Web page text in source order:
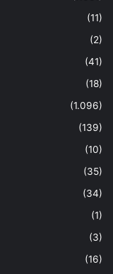
(11)
(2)
(41)
(18)
(1.096)
(139)
(10)
(35)
(34)
(1)
(3)
(16)